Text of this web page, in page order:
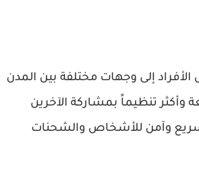
إلى وجهات مختلفة بين المدن
تنظيماً بمشاركة الآخرين
سريع وآمن للأشخاص والشحنات